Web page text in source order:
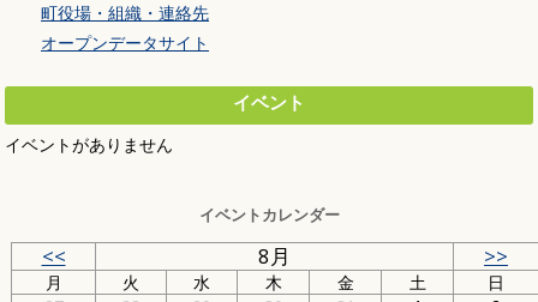
町役場・組織・連絡先
オープンデータサイト
イベント
イベントがありません
イベントカレンダー
<< 8月 >>
月 火 水 木 金 土
日